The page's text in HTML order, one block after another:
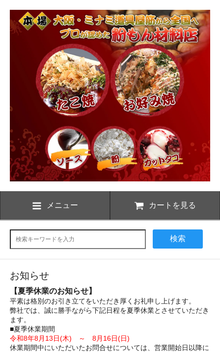
メニュー カートを見る
検索
お知らせ
【夏季休業のお知らせ】
平素は格別のお引き立てをいただき厚くお礼申し上げます。
弊社では、誠に勝手ながら下記日程を夏季休業とさせていただき
ます。
■夏季休業期間
令和8年8月13日(木) ～ 8月16日(日)
休業期間中にいただいたお問合せについては、営業開始日以降に